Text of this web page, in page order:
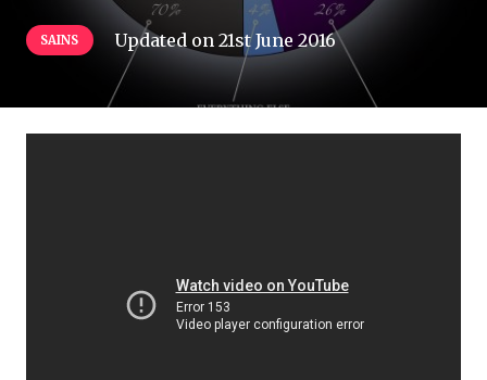
SAINS Updated on21st June 2016